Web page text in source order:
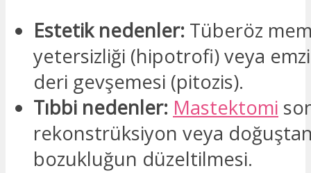
Estetik nedenler: Tüberöz
yetersizliği (hipotrofi) veya
deri gevşemesi (pitozis).
Tıbbi nedenler: Mastektomi
rekonstrüksiyon veya
bozukluğun düzeltilmesi.